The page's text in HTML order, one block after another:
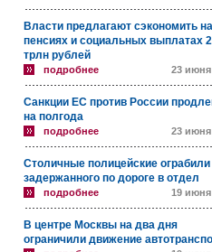
Власти предлагают сэкономить на
пенсиях и социальных выплатах
трлн рублей
подробнее 23 июня
Санкции ЕС против России
на полгода
подробнее 23 июня
Столичные полицейские ограбили
задержанного по дороге в отдел
подробнее 19 июня
В центре Москвы на два дня
ограничили движение